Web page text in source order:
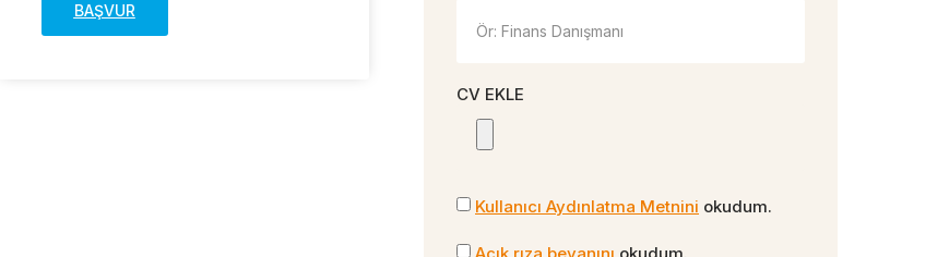
BAŞVUR
CV EKLE
Kullanıcı Aydınlatma Metnini okudum.